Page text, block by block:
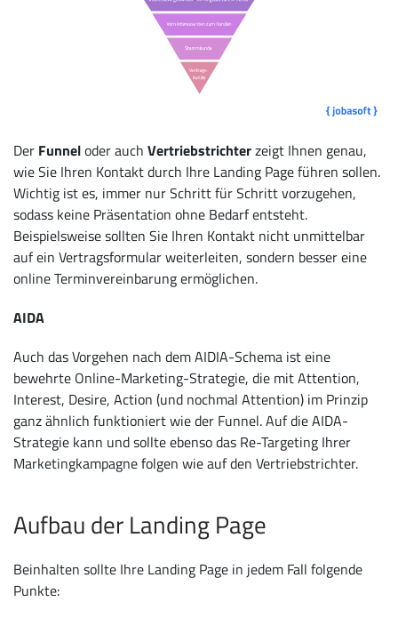
Der Funneloder auch Vertriebstrichterzeigt Ihnen genau,
wie Sie Ihren Kontakt durch Ihre Landing Page führen sollen.
Wichtig ist es, immer nur Schritt für Schritt vorzugehen,
sodass keine Präsentation ohne Bedarf entsteht.
Beispielsweise sollten Sie Ihren Kontakt nicht unmittelbar
auf ein Vertragsformular weiterleiten, sondern besser eine
online Terminvereinbarung ermöglichen.
AIDA
Auch das Vorgehen nach dem AIDIA-Schema ist eine
bewehrte Online-Marketing-Strategie, die mit Attention,
Interest, Desire, Action (und nochmal Attention) im Prinzip
ganz ähnlich funktioniert wie der Funnel. Auf die AIDA-
Strategie kann und sollte ebenso das Re-Targeting Ihrer
Marketingkampagne folgen wie auf den Vertriebstrichter.
Aufbau der Landing Page
Beinhalten sollte Ihre Landing Page in jedem Fall folgende
Punkte: